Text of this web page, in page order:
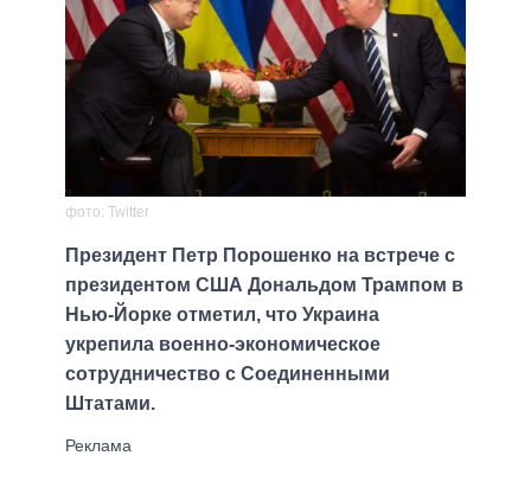
фото: Twitter
Президент Петр Порошенко на встрече с
президентом США Дональдом Трампом в
Нью-Йорке отметил, что Украина
укрепила военно-экономическое
сотрудничество с Соединенными
Штатами.